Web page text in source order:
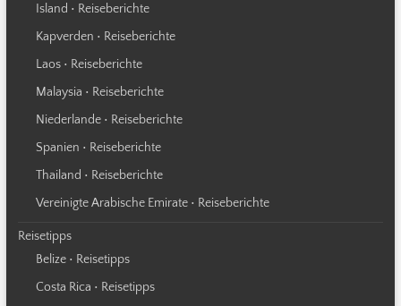
Island • Reiseberichte
Kapverden • Reiseberichte
Laos • Reiseberichte
Malaysia • Reiseberichte
Niederlande • Reiseberichte
Spanien • Reiseberichte
Thailand • Reiseberichte
Vereinigte Arabische Emirate • Reiseberichte
Reisetipps
Belize • Reisetipps
Costa Rica • Reisetipps